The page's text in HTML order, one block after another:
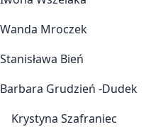
Wanda
Stanisława Bień
Barbara Grudzień -
Krystyna